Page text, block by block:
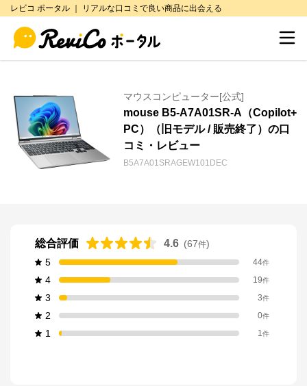
レビコ ポータル ｜ リアルな口コミで良い商品に出会える
マウスコンピューター[公式]
mouse B5-A7A01SR-A（Copilot+
PC）（旧モデル / 販売終了）の口
コミ・レビュー
B5A7A01SRAGEW101DEC
総合評価 4.6 (67件)
5
44件
4 19件
3 3件
2 0件
1 1件